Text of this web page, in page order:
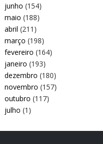
junho (154)
maio (188)
abril (211)
março (198)
fevereiro (164)
janeiro (193)
dezembro (180)
novembro (157)
outubro (117)
julho (1)